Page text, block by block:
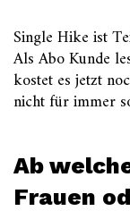
Single Hike ist
Als Abo Kunde
kostet es jetzt
nicht für immer
Ab
Frauen